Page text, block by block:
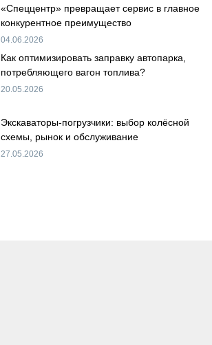
«Спеццентр» превращает сервис в главное
конкурентное преимущество
04.06.2026
Как оптимизировать заправку автопарка,
потребляющего вагон топлива?
20.05.2026
Экскаваторы-погрузчики: выбор колёсной
схемы, рынок и обслуживание
27.05.2026